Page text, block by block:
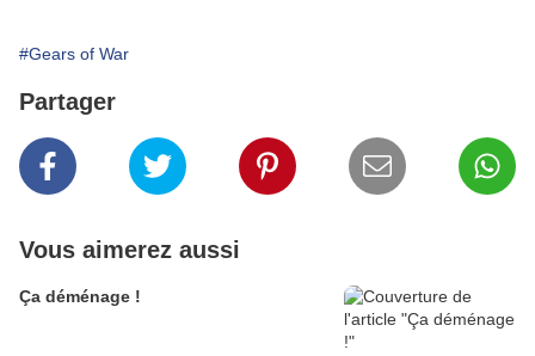
#Gears of War
Partager
Vous aimerez aussi
Ça déménage !